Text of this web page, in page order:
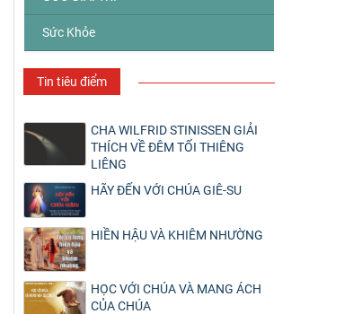
Sức Khỏe
Tin tiêu điểm
CHA WILFRID STINISSEN GIẢI
THÍCH VỀ ĐÊM TỐI THIÊNG
LIÊNG
HÃY ĐẾN VỚI CHÚA GIÊ-SU
HIỀN HẬU VÀ KHIÊM NHƯỜNG
HỌC VỚI CHÚA VÀ MANG ÁCH
CỦA CHÚA